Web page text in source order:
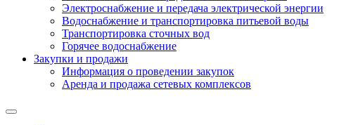
Электроснабжение и передача электрической энергии
Водоснабжение и транспортировка питьевой воды
Транспортировка сточных вод
Горячее водоснабжение
Закупки и продажи
Информация о проведении закупок
Аренда и продажа сетевых комплексов